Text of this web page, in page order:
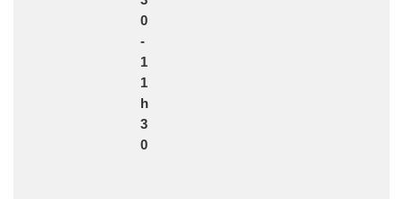
0
-
1
1
h
3
0